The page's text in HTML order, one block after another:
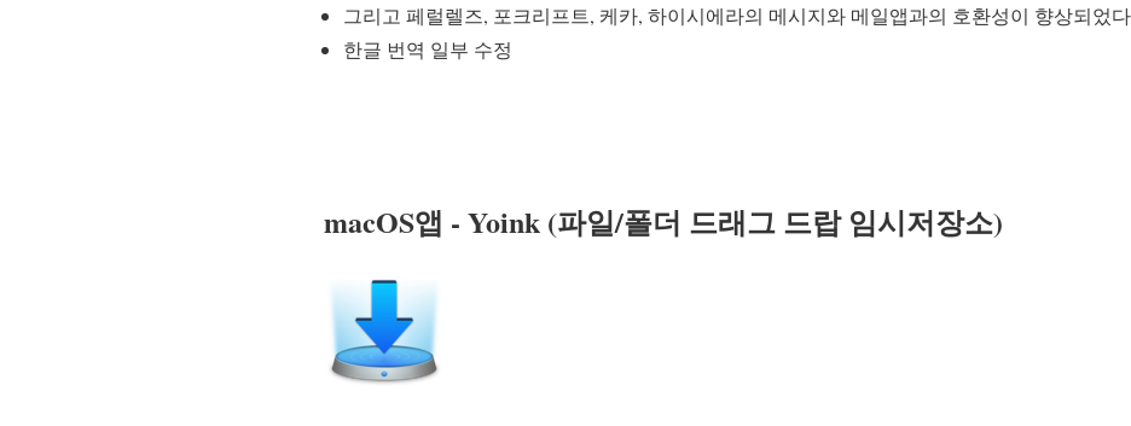
그리고 페럴렐즈, 포크리프트, 케카, 하이시에라의 메시지와 메일앱과의 호환성이 향상되었
한글 번역 일부 수정
macOS앱 - Yoink (파일/폴더 드래그 드랍 임시저장소)